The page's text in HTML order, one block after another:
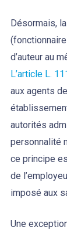
Désormais,
d’auteur au
L’article L.
aux agents
autorités
personnalité
ce principe
de
imposé aux
Une